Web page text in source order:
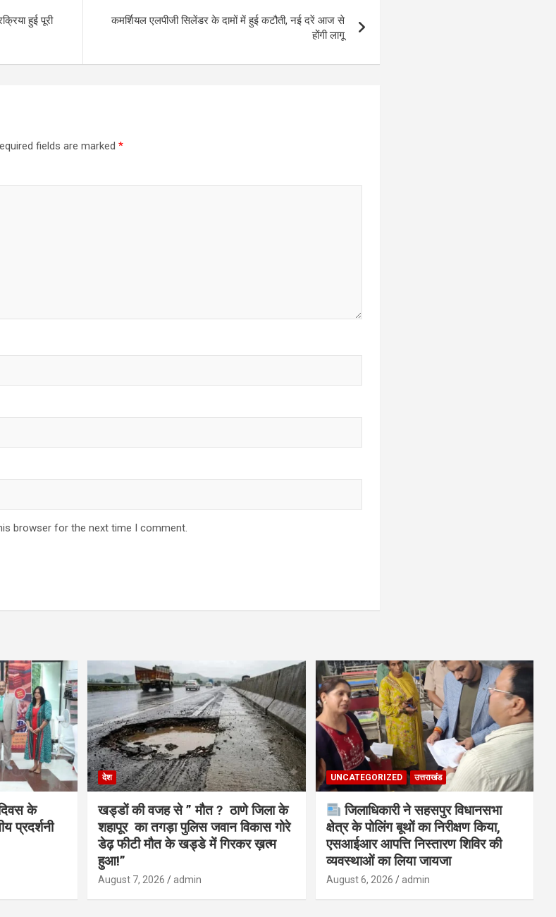
हुई पूरी
कमर्शियल एलपीजी सिलेंडर के दामों में हुई कटौती, नई दरें आज से
होंगी लागू
fields are marked*
browser for the next time I comment.
के
प्रदर्शनी
देश
खड्डों की वजह से ” मौत ? ठाणे जिला के
शहापूर का तगड़ा पुलिस जवान विकास गोरे
डेढ़ फीटी मौत के खड्डे में गिरकर ख़त्म
हुआ!”
August 7, 2026 admin
UNCATEGORIZED उत्तराखंड
जिलाधिकारी ने सहसपुर विधानसभा
क्षेत्र के पोलिंग बूथों का निरीक्षण किया,
एसआईआर आपत्ति निस्तारण शिविर की
व्यवस्थाओं का लिया जायजा
August 6, 2026 admin